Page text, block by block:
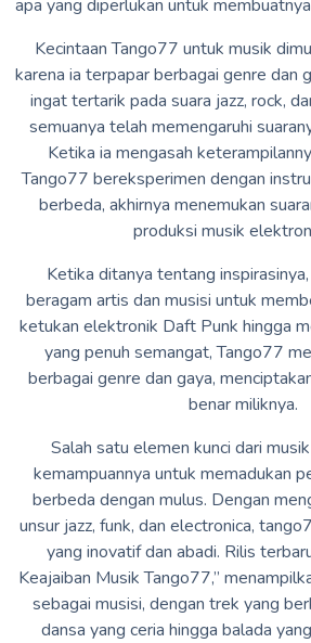
apa yang diperlukan untuk
Kecintaan Tango77 untuk musik
karena ia terpapar berbagai genre dan
ingat tertarik pada suara jazz, rock,
semuanya telah memengaruhi
Ketika ia mengasah
Tango77 bereksperimen dengan
berbeda, akhirnya menemukan
produksi musik
Ketika ditanya tentang
beragam artis dan musisi untuk
ketukan elektronik Daft Punk hingga
yang penuh semangat, Tango77
berbagai genre dan gaya,
benar miliknya.
Salah satu elemen kunci dari
kemampuannya untuk memadukan
berbeda dengan mulus. Dengan
unsur jazz, funk, dan electronica,
yang inovatif dan abadi. Rilis
Keajaiban Musik Tango77,”
sebagai musisi, dengan trek yang
dansa yang ceria hingga balada